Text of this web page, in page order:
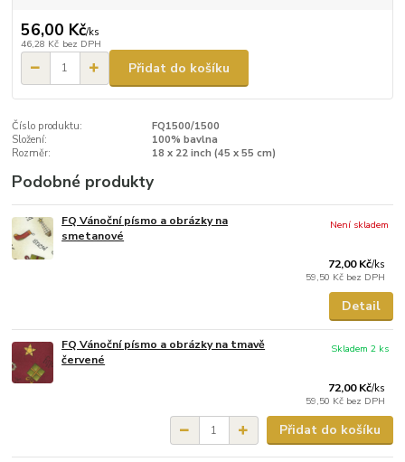
56,00 Kč/ks
46,28 Kč bez DPH
Přidat do košíku
Číslo produktu:
FQ1500/1500
Složení:
100% bavlna
Rozměr:
18 x 22 inch (45 x 55 cm)
Podobné produkty
FQ Vánoční písmo a obrázky na
smetanové
72,00 Kč/ks
59,50 Kč bez DPH
Není skladem
Detail
FQ Vánoční písmo a obrázky na tmavě
červené
72,00 Kč/ks
59,50 Kč bez DPH
Skladem 2 ks
Přidat do košíku